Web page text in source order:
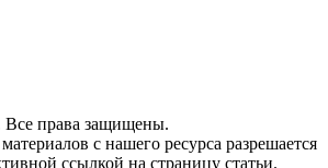
Все права защищены.
с нашего ресурса разрешается
ссылкой на страницу статьи.